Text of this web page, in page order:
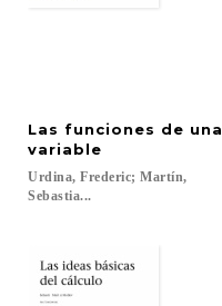
Las funciones de una
variable
Urdina, Frederic; Martín,
Sebastia...